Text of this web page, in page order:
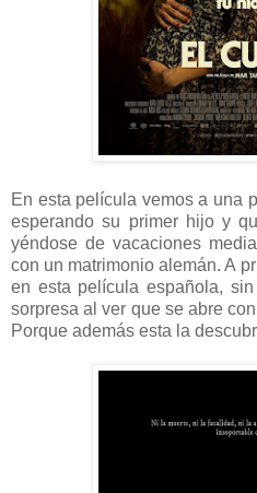
En esta película vemos a una
esperando su primer hijo y
yéndose de vacaciones
con un matrimonio alemán. A
en esta película española,
sorpresa al ver que se abre
Porque además esta la